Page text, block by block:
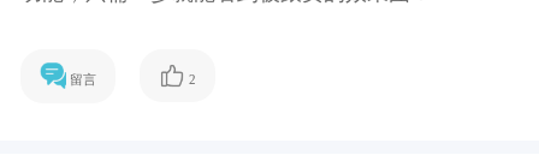
功能，只需一步就能看到被跟卖的效果图！